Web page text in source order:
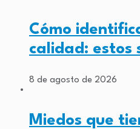
Cómo
calidad: estos
8 de agosto de 2026
Miedos que